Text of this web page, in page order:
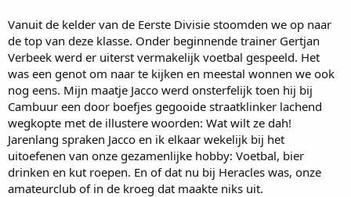
Vanuit de kelder van de Eerste Divisie stoomden we op naar
de top van deze klasse. Onder beginnende trainer Gertjan
Verbeek werd er uiterst vermakelijk voetbal gespeeld. Het
was een genot om naar te kijken en meestal wonnen we ook
nog eens. Mijn maatje Jacco werd onsterfelijk toen hij bij
Cambuur een door boefjes gegooide straatklinker lachend
wegkopte met de illustere woorden: Wat wilt ze dah!
Jarenlang spraken Jacco en ik elkaar wekelijk bij het
uitoefenen van onze gezamenlijke hobby: Voetbal, bier
drinken en kut roepen. En of dat nu bij Heracles was, onze
amateurclub of in de kroeg dat maakte niks uit.